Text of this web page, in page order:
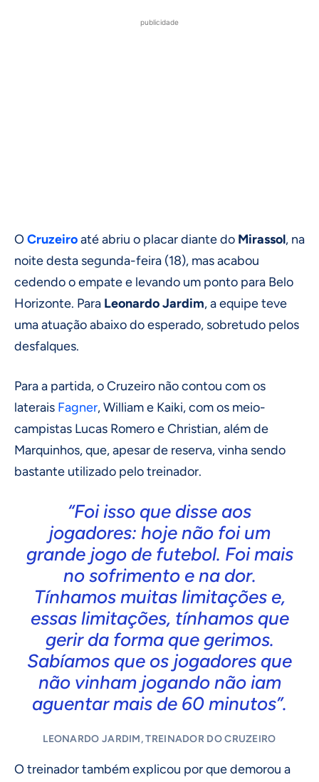
publicidade
OCruzeiroaté abriu o placar diante do Mirassol, na
noite desta segunda-feira (18), mas acabou
cedendo o empate e levando um ponto para Belo
Horizonte. Para Leonardo Jardim, a equipe teve
uma atuação abaixo do esperado, sobretudo pelos
desfalques.
Para a partida, o Cruzeiro não contou com os
laterais Fagner, William e Kaiki, com os meio-
campistas Lucas Romero e Christian, além de
Marquinhos, que, apesar de reserva, vinha sendo
bastante utilizado pelo treinador.
“Foi isso que disse aos
jogadores: hoje não foi um
grande jogo de futebol. Foi mais
no sofrimento e na dor.
Tínhamos muitas limitações e,
essas limitações, tínhamos que
gerir da forma que gerimos.
Sabíamos que os jogadores que
não vinham jogando não iam
aguentar mais de 60 minutos”.
LEONARDO JARDIM, TREINADOR DO CRUZEIRO
O treinador também explicou por que demorou a